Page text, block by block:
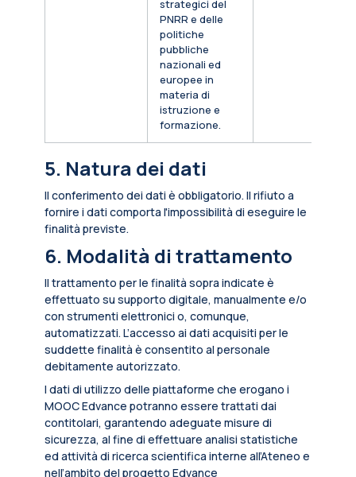
strategici del
PNRR e delle
politiche
pubbliche
nazionali ed
europee in
materia di
istruzione e
formazione.
5. Natura dei dati
Il conferimento dei dati è obbligatorio. Il rifiuto a
fornire i dati comporta l'impossibilità di eseguire le
finalità previste.
6. Modalità di trattamento
Il trattamento per le finalità sopra indicate è
effettuato su supporto digitale, manualmente e/o
con strumenti elettronici o, comunque,
automatizzati. L’accesso ai dati acquisiti per le
suddette finalità è consentito al personale
debitamente autorizzato.
I dati di utilizzo delle piattaforme che erogano i
MOOC Edvance potranno essere trattati dai
contitolari, garantendo adeguate misure di
sicurezza, al fine di effettuare analisi statistiche
ed attività di ricerca scientifica interne all’Ateneo e
nell’ambito del progetto Edvance